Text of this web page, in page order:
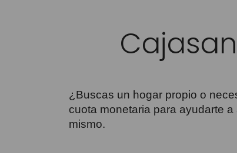
¿Buscas un hogar propio o
cuota monetaria para ayudarte
mismo.